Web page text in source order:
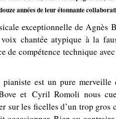
années de leur étonnante
exceptionnelle deAgnès
chantée atypique à la
de compétence technique
est un pure merveille
et Cyril Romoli nous
sur les ficelles d’un trop gros